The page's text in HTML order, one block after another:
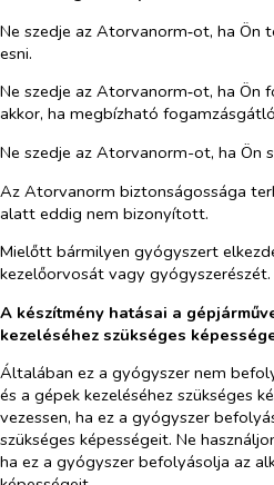
Ne szedje az Atorvanorm‑ot, ha Ön
esni.
Ne szedje az Atorvanorm‑ot, ha Ön
akkor, ha megbízható
Ne szedje az Atorvanorm-ot, ha Ön
Az Atorvanorm biztonságossága
alatt eddig nem bizonyított.
Mielőtt bármilyen gyógyszert
kezelőorvosát vagy gyógyszerészét.
A készítmény hatásai a
kezeléséhez szükséges
Általában ez a gyógyszer nem
és a gépek kezeléséhez szükséges
vezessen, ha ez a gyógyszer
szükséges képességeit. Ne
ha ez a gyógyszer befolyásolja az